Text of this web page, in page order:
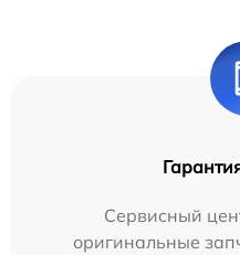
Сервисный
оригинальные